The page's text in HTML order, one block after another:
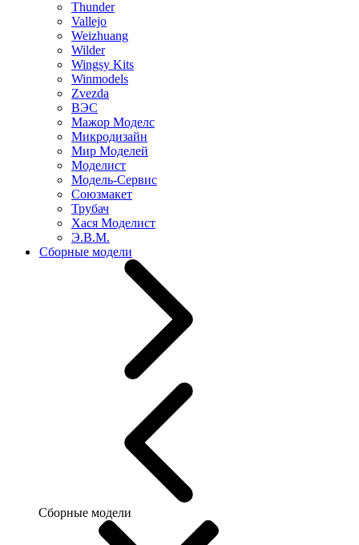
Thunder
Vallejo
Weizhuang
Wilder
Wingsy Kits
Winmodels
Zvezda
ВЭС
Мажор Моделс
Микродизайн
Мир Моделей
Моделист
Модель-Сервис
Союзмакет
Трубач
Хася Моделист
Э.В.М.
Сборные модели
Сборные модели